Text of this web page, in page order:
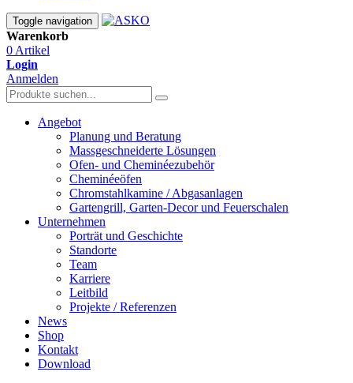
Toggle navigation
Warenkorb
0 Artikel
Login
Anmelden
Angebot
Planung und Beratung
Massgeschneiderte Lösungen
Ofen- und Cheminéezubehör
Cheminéeöfen
Chromstahlkamine / Abgasanlagen
Gartengrill, Garten-Decor und Feuerschalen
Unternehmen
Porträt und Geschichte
Standorte
Team
Karriere
Leitbild
Projekte / Referenzen
News
Shop
Kontakt
Download